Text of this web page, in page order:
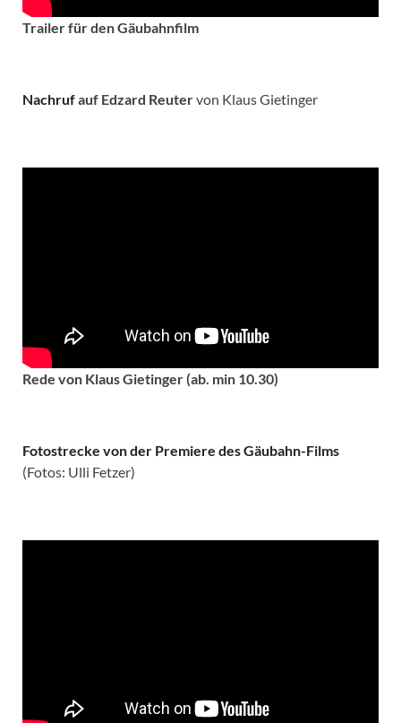
Trailer für den Gäubahnfilm
Nachrufauf Edzard Reutervon Klaus Gietinger
Rede von Klaus Gietinger (ab. min 10.30)
Fotostrecke von der Premiere des Gäubahn-Films
(Fotos: Ulli Fetzer)